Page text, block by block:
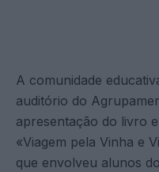
A comunidade
auditório do
apresentação do livro
«Viagem pela Vinha e
que envolveu alunos